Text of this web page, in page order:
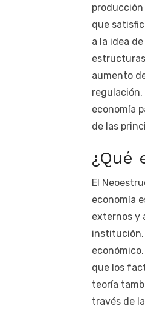
que
a la idea
aumento
regulación,
economía
de las
¿Qué
El
economía
externos y
institución,
que los
teoría
través de